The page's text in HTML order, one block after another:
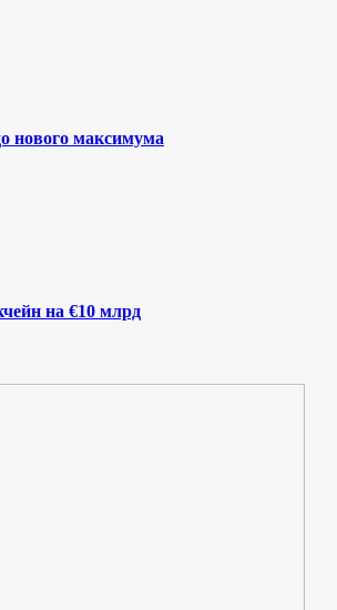
нового максимума
на €10 млрд